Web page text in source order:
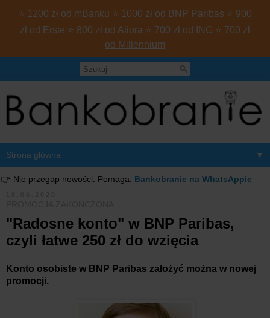
⭐ 1200 zł od mBanku ⭐ 1000 zł od BNP Paribas ⭐ 900
zł od Erste ⭐ 800 zł od Aliora ⭐ 700 zł od ING ⭐ 700 zł
od Millennium
▼
👉 Nie przegap nowości. Pomaga: Bankobranie na WhatsAppie
"Radosne konto" w BNP Paribas,
czyli łatwe 250 zł do wzięcia
Konto osobiste w BNP Paribas założyć można w nowej
promocji.